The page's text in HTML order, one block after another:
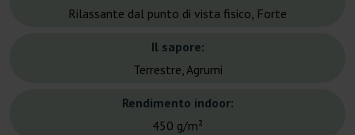
Rilassante dal punto di vista fisico, Forte
Il sapore:
Terrestre, Agrumi
Rendimento indoor:
450 g/m²